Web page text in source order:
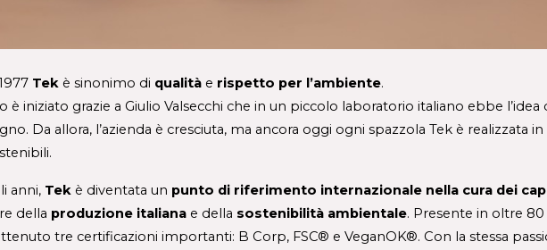
Tek è sinonimo di qualità e rispetto per l’ambiente.
è iniziato grazie a Giulio Valsecchi che in un piccolo laboratorio italiano ebbe l’idea
Da allora, l’azienda è cresciuta, ma ancora oggi ogni spazzola Tek è realizzata
anni, Tek è diventata un punto di riferimento internazionale nella cura dei
della produzione italiana e della sostenibilità ambientale. Presente in oltre 80
tre certificazioni importanti: B Corp, FSC® e VeganOK®. Con la stessa